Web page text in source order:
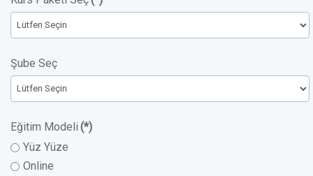
Şube Seç
Eğitim Modeli (*)
Yüz Yüze
Online